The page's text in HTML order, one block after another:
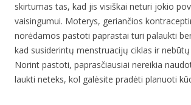
skirtumas tas, kad jis visiškai neturi jokio
vaisingumui. Moterys, geriančios
norėdamos pastoti paprastai turi palaukti
kad susiderintų menstruacijų ciklas ir
Norint pastoti, paprasčiausiai nereikia
laukti neteks, kol galėsite pradėti planuoti